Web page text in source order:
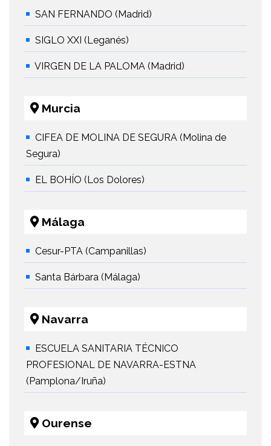
SAN FERNANDO (Madrid)
SIGLO XXI (Leganés)
VIRGEN DE LA PALOMA (Madrid)
Murcia
CIFEA DE MOLINA DE SEGURA (Molina de
Segura)
EL BOHÍO (Los Dolores)
Málaga
Cesur-PTA (Campanillas)
Santa Bárbara (Málaga)
Navarra
ESCUELA SANITARIA TÉCNICO
PROFESIONAL DE NAVARRA-ESTNA
(Pamplona/Iruña)
Ourense